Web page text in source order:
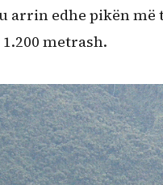
arrin edhe pikën më
metrash.